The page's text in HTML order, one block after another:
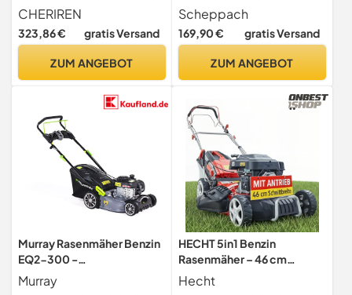
Multifunktionaler
Selbstfahrender
Rasenmäher mit 8 Gänge
Stadtgärten und Villen
CHERIREN
323,86 € gratis Versand
ZUM ANGEBOT
Schnittbreite 420mm | 45L
Fangkorb |
Schnitthöhenverstellung
Scheppach
169,90 € gratis Versand
ZUM ANGEBOT
Murray Rasenmäher Benzin
EQ2-300 -
Selbstfahrender 2-in-1
Benzin-Rasenmäher, 42 cm
Murray
HECHT 5in1 Benzin
Rasenmäher – 46 cm
Schnittbreite, Radantrieb
Hecht